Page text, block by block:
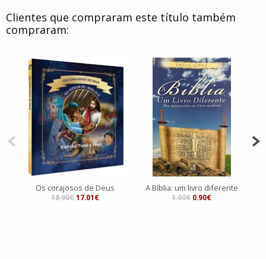
Clientes que compraram este título também
compraram:
Os corajosos de Deus
18.90€ 17.01€
A Bíblia: um livro diferente
1.00€ 0.90€